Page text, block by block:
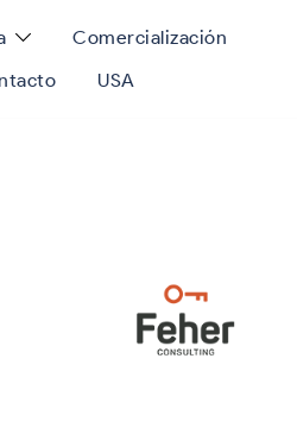
Comercialización
USA